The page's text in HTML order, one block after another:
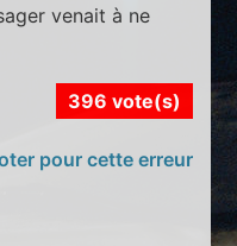
venait à ne
396 vote(s)
pour cette erreur